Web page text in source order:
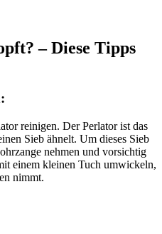
– Diese Tipps
reinigen. Der Perlator ist das
Sieb ähnelt. Um dieses Sieb
nehmen und vorsichtig
einem kleinen Tuch umwickeln,
nimmt.